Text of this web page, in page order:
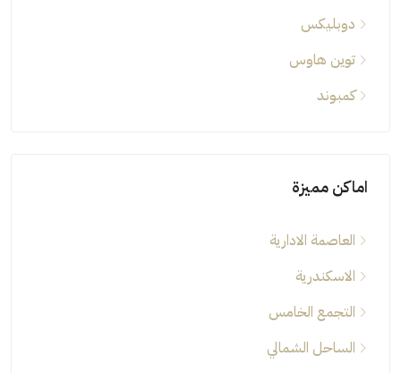
دوبليكس
توين هاوس
كمبوند
اماكن مميزة
العاصمة الادارية
الاسكندرية
التجمع الخامس
الساحل الشمالي